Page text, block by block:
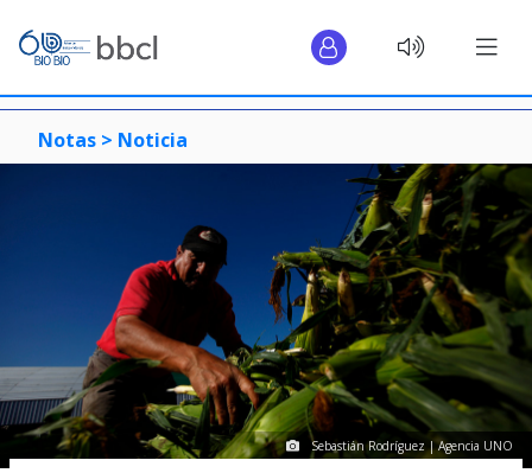
Notas > Noticia
Sebastián Rodríguez | Agencia UNO